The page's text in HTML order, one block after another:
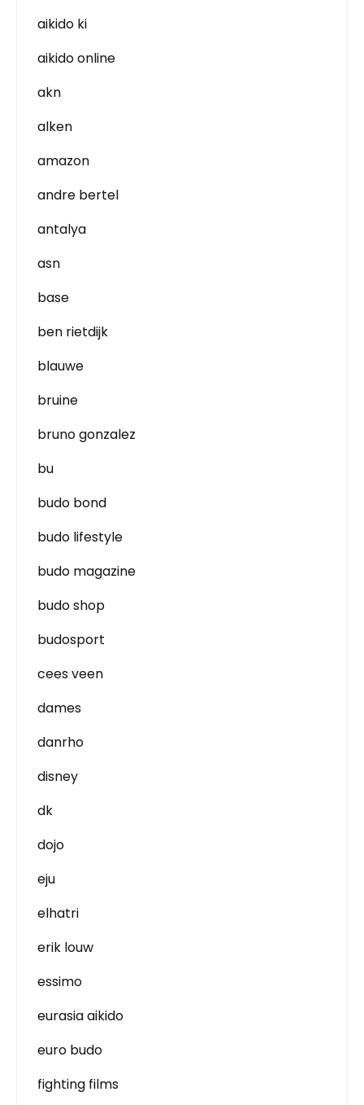
aikido ki
aikido online
akn
alken
amazon
andre bertel
antalya
asn
base
ben rietdijk
blauwe
bruine
bruno gonzalez
bu
budo bond
budo lifestyle
budo magazine
budo shop
budosport
cees veen
dames
danrho
disney
dk
dojo
eju
elhatri
erik louw
essimo
eurasia aikido
euro budo
fighting films